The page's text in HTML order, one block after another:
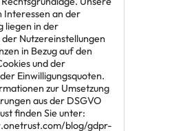
Interessen an der
liegen in der
Nutzereinstellungen
in Bezug auf den
und der
Einwilligungsquoten.
zur Umsetzung
aus der DSGVO
finden Sie unter:
blog/gdpr-